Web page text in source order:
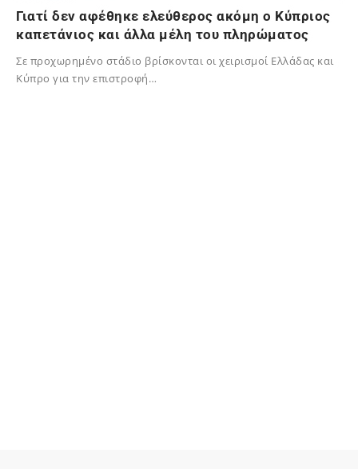
Γιατί δεν αφέθηκε ελεύθερος ακόμη ο Κύπριος
καπετάνιος και άλλα μέλη του πληρώματος
Σε προχωρημένο στάδιο βρίσκονται οι χειρισμοί Ελλάδας και
Κύπρο για την επιστροφή…